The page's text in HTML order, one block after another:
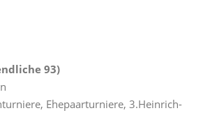
93)
Ehepaarturniere, 3.Heinrich-